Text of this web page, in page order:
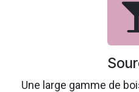
Une large gamme de